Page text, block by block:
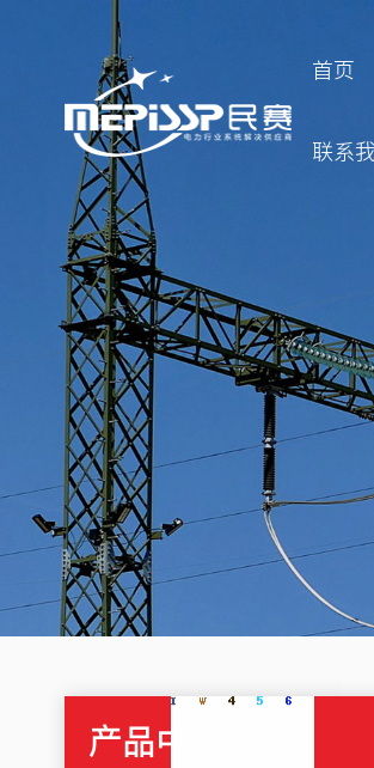
首页
联系
产品中心